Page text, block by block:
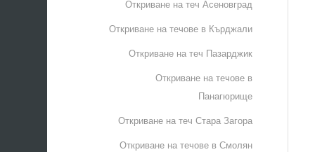
Откриване на теч Асеновград
Откриване на течове в Кърджали
Откриване на теч Пазарджик
Откриване на течове в
Панагюрище
Откриване на теч Стара Загора
Откриване на течове в Смолян